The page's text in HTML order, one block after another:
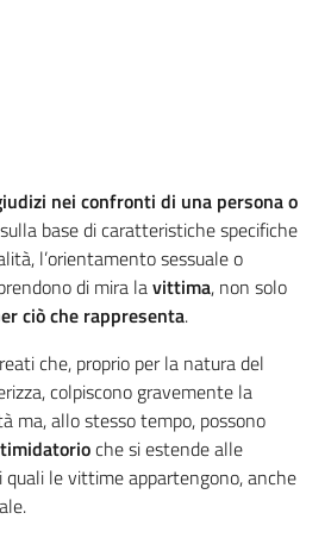
nei confronti di una persona o
base di caratteristiche specifiche
l’orientamento sessuale o
di mira lavittima, non solo
ciò che rappresenta.
che, proprio per la natura del
colpiscono gravemente la
ma, allo stesso tempo, possono
che si estende alle
quali le vittime appartengono, anche